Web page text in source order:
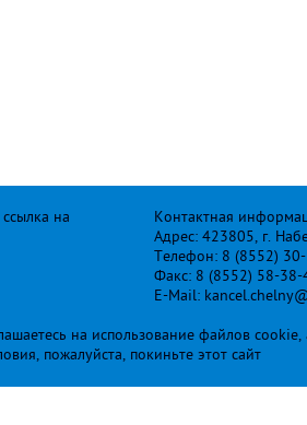
на
Контактная
Адрес: 423805, г.
Телефон: 8 (8552)
Факс: 8 (8552) 58-38-
E-Mail:
на использование файлов cookie,
пожалуйста, покиньте этот сайт